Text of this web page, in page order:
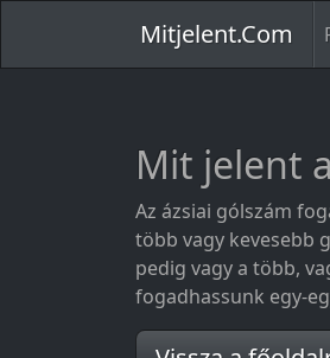
Mitjelent.Com
Mit jelent
Az ázsiai gólszám
több vagy kevesebb
pedig vagy a több,
fogadhassunk egy-